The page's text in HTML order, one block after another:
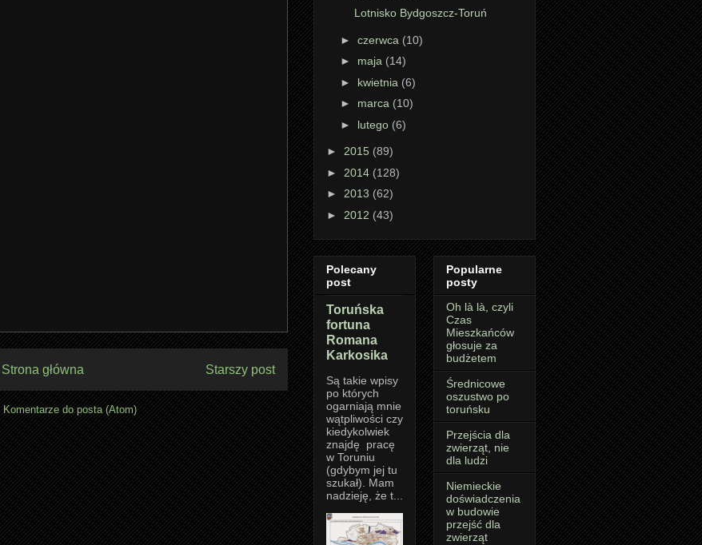
Starszy post
Strona główna
Komentarze do posta (Atom)
Lotnisko Bydgoszcz-Toruń
► czerwca (10)
► maja (14)
► kwietnia (6)
► marca (10)
► lutego (6)
► 2015 (89)
► 2014 (128)
► 2013 (62)
► 2012 (43)
Polecany
post
Toruńska
fortuna
Romana
Karkosika
Są takie wpisy
po których
ogarniają mnie
wątpliwości czy
kiedykolwiek
znajdę pracę
w Toruniu
(gdybym jej tu
szukał). Mam
nadzieję, że t...
Popularne
posty
Oh là là, czyli
Czas
Mieszkańców
głosuje za
budżetem
Średnicowe
oszustwo po
toruńsku
Przejścia dla
zwierząt, nie
dla ludzi
Niemieckie
doświadczenia
w budowie
przejść dla
zwierząt